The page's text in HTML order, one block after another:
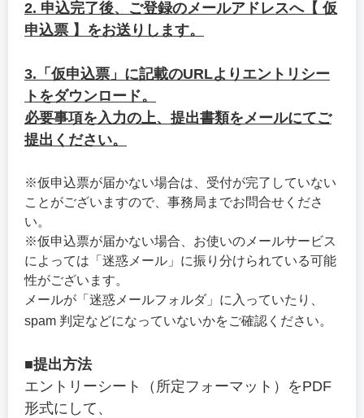
2. 申込完了後、ご登録のメールアドレスへ【 仮
申込票 】をお送りします。
3.「仮申込票」に記載のURLよりエントリシー
トをダウンロード。
必要事項を入力の上、提出書類をメールにてご
提出ください。
※仮申込票が届かない場合は、受付が完了していない
ことがございますので、事務局までお問合せくださ
い。
※仮申込票が届かない場合、お使いのメールサービス
によっては「迷惑メール」に振り分けられている可能
性がございます。
メールが「迷惑メールフォルダ」に入っていたり、
spam 判定などになっていないかをご確認ください。
■提出方法
エントリーシート（所定フォーマット）をPDF
形式にして、